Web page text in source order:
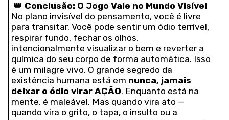
👑 Conclusão: O Jogo Vale no Mundo Visível
No plano invisível do pensamento, você é livre
para transitar. Você pode sentir um ódio terrível,
respirar fundo, fechar os olhos,
intencionalmente visualizar o bem e reverter a
química do seu corpo de forma automática. Isso
é um milagre vivo. O grande segredo da
existência humana está em nunca, jamais
deixar o ódio virar AÇÃO. Enquanto está na
mente, é maleável. Mas quando vira ato —
quando vira o grito, o tapa, o insulto ou a